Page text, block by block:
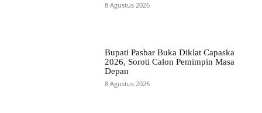
8 Agustus 2026
Bupati Pasbar Buka Diklat Capaska
2026, Soroti Calon Pemimpin Masa
Depan
8 Agustus 2026